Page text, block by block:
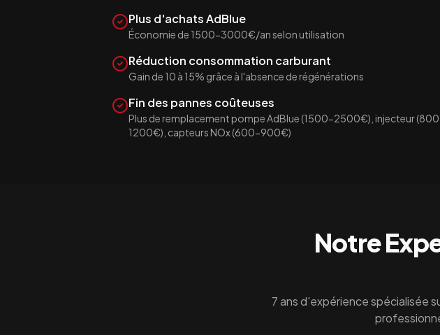
Plus d'achats AdBlue
Économie de 1500-3000€/an selon utilisation
Réduction consommation carburant
Gain de 10 à 15% grâce à l'absence de régénérations
Fin des pannes coûteuses
Plus de remplacement pompe AdBlue (1500-2500€), injecteur
1200€), capteurs NOx (600-900€)
Notre
7 ans d'expérience spécialisée